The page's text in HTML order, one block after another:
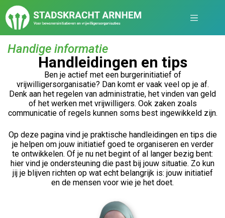
Handige informatie
Handleidingen en tips
Ben je actief met een burgerinitiatief of
vrijwilligersorganisatie? Dan komt er vaak veel op je af.
Denk aan het regelen van administratie, het vinden van geld
of het werken met vrijwilligers. Ook zaken zoals
communicatie of regels kunnen soms best ingewikkeld zijn.
Op deze pagina vind je praktische handleidingen en tips die
je helpen om jouw initiatief goed te organiseren en verder
te ontwikkelen. Of je nu net begint of al langer bezig bent:
hier vind je ondersteuning die past bij jouw situatie. Zo kun
jij je blijven richten op wat echt belangrijk is: jouw initiatief
en de mensen voor wie je het doet.